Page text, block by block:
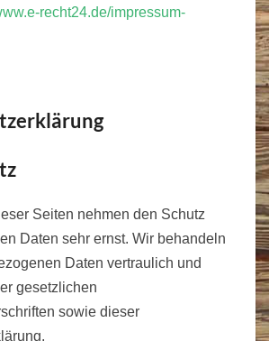
recht24.de/impressum-
Seiten nehmen den Schutz
Daten sehr ernst. Wir behandeln
Daten vertraulich und
gesetzlichen
sowie dieser